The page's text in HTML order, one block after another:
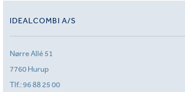
IDEALCOMBI A/S
Nørre Allé 51
7760 Hurup
Tlf.:96 88 25 00